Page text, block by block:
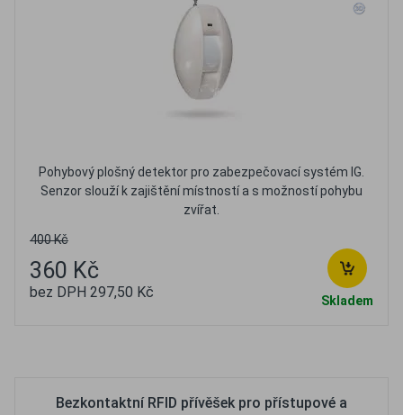
Pohybový plošný detektor pro zabezpečovací systém IG.
Senzor slouží k zajištění místností a s možností pohybu
zvířat.
400 Kč
360 Kč
bez DPH 297,50 Kč Skladem
Bezkontaktní RFID přívěšek pro přístupové a